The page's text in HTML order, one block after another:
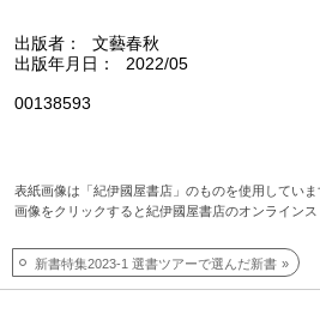
出版者
文藝春秋
出版年月日
2022/05
00138593
表紙画像は「紀伊國屋書店」のものを使用していま
画像をクリックすると紀伊國屋書店のオンラインス
新書特集2023-1 選書ツアーで選んだ新書